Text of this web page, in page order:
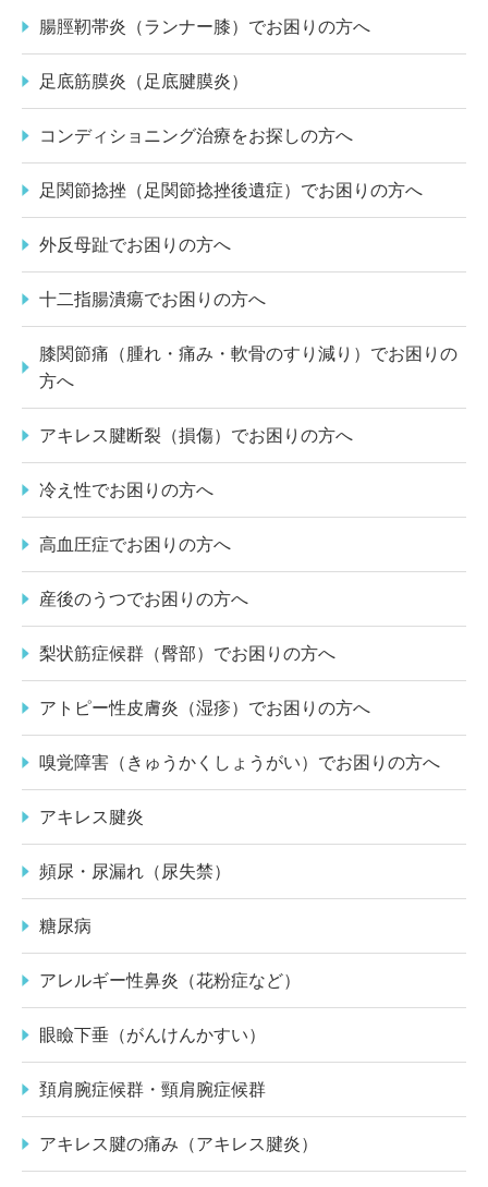
腸脛靭帯炎（ランナー膝）でお困りの方へ
足底筋膜炎（足底腱膜炎）
コンディショニング治療をお探しの方へ
足関節捻挫（足関節捻挫後遺症）でお困りの方へ
外反母趾でお困りの方へ
十二指腸潰瘍でお困りの方へ
膝関節痛（腫れ・痛み・軟骨のすり減り）でお困りの
方へ
アキレス腱断裂（損傷）でお困りの方へ
冷え性でお困りの方へ
高血圧症でお困りの方へ
産後のうつでお困りの方へ
梨状筋症候群（臀部）でお困りの方へ
アトピー性皮膚炎（湿疹）でお困りの方へ
嗅覚障害（きゅうかくしょうがい）でお困りの方へ
アキレス腱炎
頻尿・尿漏れ（尿失禁）
糖尿病
アレルギー性鼻炎（花粉症など）
眼瞼下垂（がんけんかすい）
頚肩腕症候群・頸肩腕症候群
アキレス腱の痛み（アキレス腱炎）